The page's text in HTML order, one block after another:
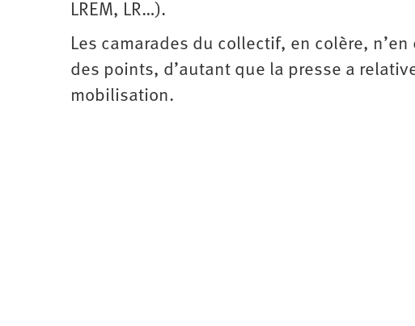
LREM, LR…).
Les camarades du collectif, en colère,
des points, d’autant que la presse a
mobilisation.